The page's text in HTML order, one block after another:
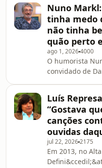
Nuno Markl:
tinha medo
não tinha
quão perto
ago 1, 20264000
O humorista
convidado de
programa
primeira vez, a
mudou a sua
sofridos no
semanas. Foi o
Luís
“Gostava
canções
ouvidas
jul 22, 20262175
Em 2013, no Alta